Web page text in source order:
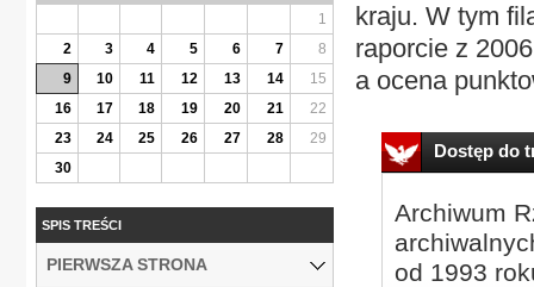
kraju. W tym
raporcie z
a ocena
Dostęp do
Archiwum
od 1993
1
2
3 4 5 6 7
8
9
10 11 12 13 14
15
16
17 18 19 20 21
22
23
24 25 26 27 28
29
30
SPIS TREŚCI
PIERWSZA STRONA